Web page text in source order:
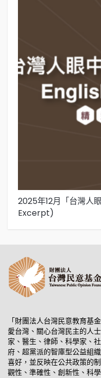
2025年12月「台灣人
Excerpt)
「財團法人台灣民意教育基
愛台灣、關心台灣民主的人
家、醫生、律師、科學家、
府、超黨派的智庫型公益組
喜好，並反映在公共政策的
觀性、準確性、創新性、科